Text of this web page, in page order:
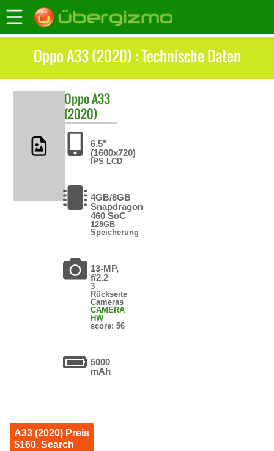
Oppo A33 (2020) : Technische Daten
OppoA33
(2020)
6.5"
(1600x720)
IPS LCD
4GB/8GB
Snapdragon
460 SoC
128GB
Speicherung
13-MP,
f/2.2
3
Rückseite
Cameras
CAMERA
HW
score: 56
5000
mAh
A33 (2020) Preis
$160. Search